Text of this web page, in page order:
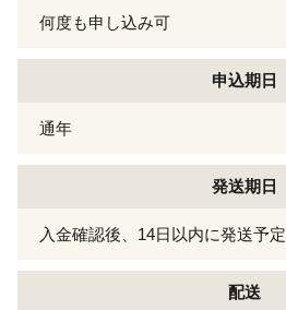
何度も申し込み可
申込期日
通年
発送期日
入金確認後、14日以内に発送予定
配送